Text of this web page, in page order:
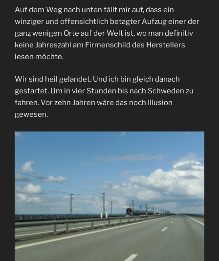
Auf dem Weg nach unten fällt mir auf, dass ein
winziger und offensichtlich betagter Aufzug einer der
ganz wenigen Orte auf der Welt ist, wo man definitiv
keine Jahreszahl am Firmenschild des Herstellers
lesen möchte.
Wir sind heil gelandet. Und ich bin gleich danach
gestartet. Um in vier Stunden bis nach Schweden zu
fahren. Vor zehn Jahren wäre das noch Illusion
gewesen.